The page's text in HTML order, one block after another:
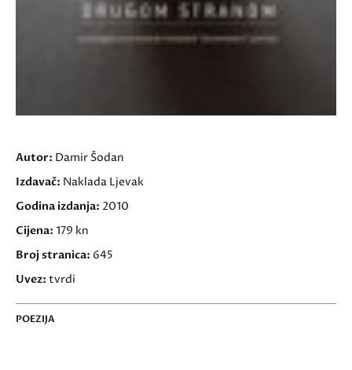
Autor: Damir Šodan
Izdavač: Naklada Ljevak
Godina izdanja: 2010
Cijena: 179 kn
Broj stranica: 645
Uvez: tvrdi
POEZIJA